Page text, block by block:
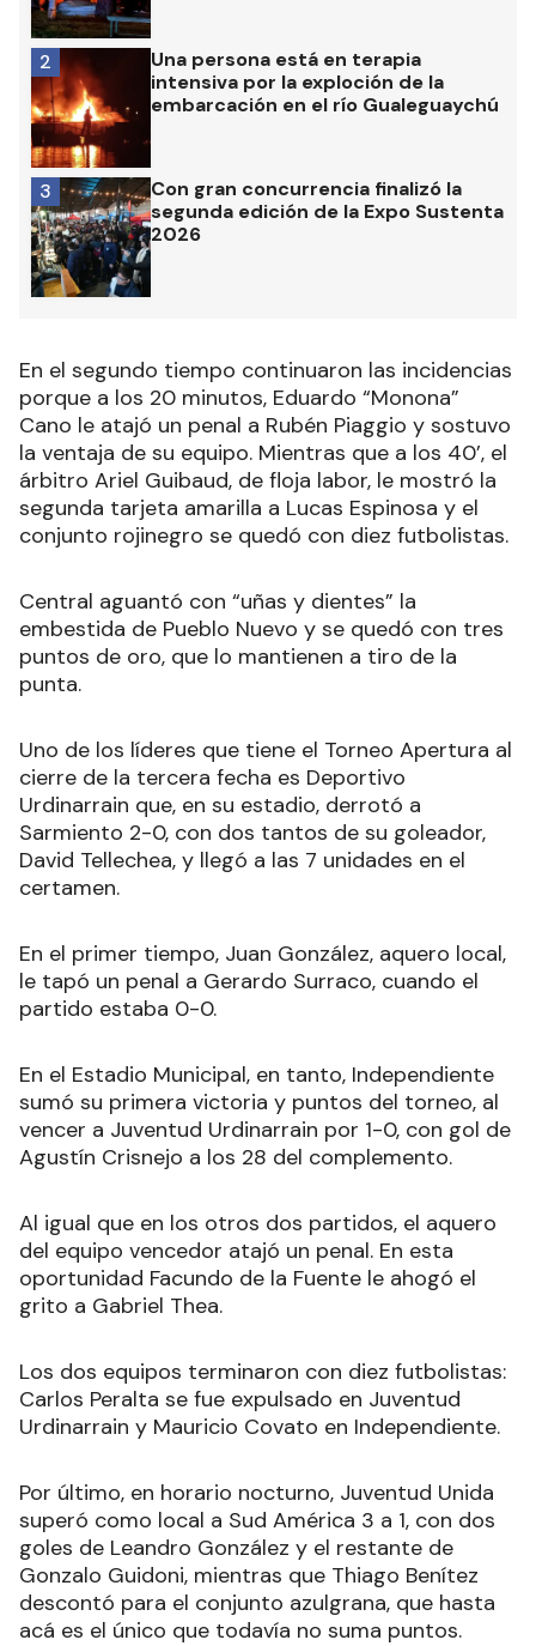
Una persona está en terapia
intensiva por la exploción de la
embarcación en el río Gualeguaychú
2
Con gran concurrencia finalizó la
segunda edición de la Expo Sustenta
2026
3
En el segundo tiempo continuaron las incidencias
porque a los 20 minutos, Eduardo “Monona”
Cano le atajó un penal a Rubén Piaggio y sostuvo
la ventaja de su equipo. Mientras que a los 40’, el
árbitro Ariel Guibaud, de floja labor, le mostró la
segunda tarjeta amarilla a Lucas Espinosa y el
conjunto rojinegro se quedó con diez futbolistas.
Central aguantó con “uñas y dientes” la
embestida de Pueblo Nuevo y se quedó con tres
puntos de oro, que lo mantienen a tiro de la
punta.
Uno de los líderes que tiene el Torneo Apertura al
cierre de la tercera fecha es Deportivo
Urdinarrain que, en su estadio, derrotó a
Sarmiento 2-0, con dos tantos de su goleador,
David Tellechea, y llegó a las 7 unidades en el
certamen.
En el primer tiempo, Juan González, aquero local,
le tapó un penal a Gerardo Surraco, cuando el
partido estaba 0-0.
En el Estadio Municipal, en tanto, Independiente
sumó su primera victoria y puntos del torneo, al
vencer a Juventud Urdinarrain por 1-0, con gol de
Agustín Crisnejo a los 28 del complemento.
Al igual que en los otros dos partidos, el aquero
del equipo vencedor atajó un penal. En esta
oportunidad Facundo de la Fuente le ahogó el
grito a Gabriel Thea.
Los dos equipos terminaron con diez futbolistas:
Carlos Peralta se fue expulsado en Juventud
Urdinarrain y Mauricio Covato en Independiente.
Por último, en horario nocturno, Juventud Unida
superó como local a Sud América 3 a 1, con dos
goles de Leandro González y el restante de
Gonzalo Guidoni, mientras que Thiago Benítez
descontó para el conjunto azulgrana, que hasta
acá es el único que todavía no suma puntos.